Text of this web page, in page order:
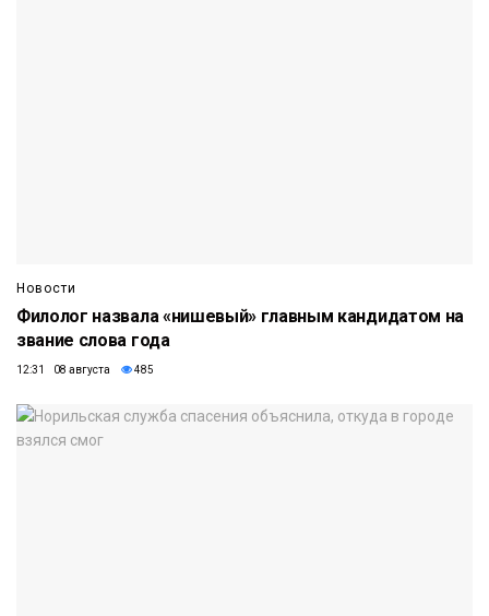
Новости
Филолог назвала «нишевый» главным кандидатом на
звание слова года
12:31 08 августа 485